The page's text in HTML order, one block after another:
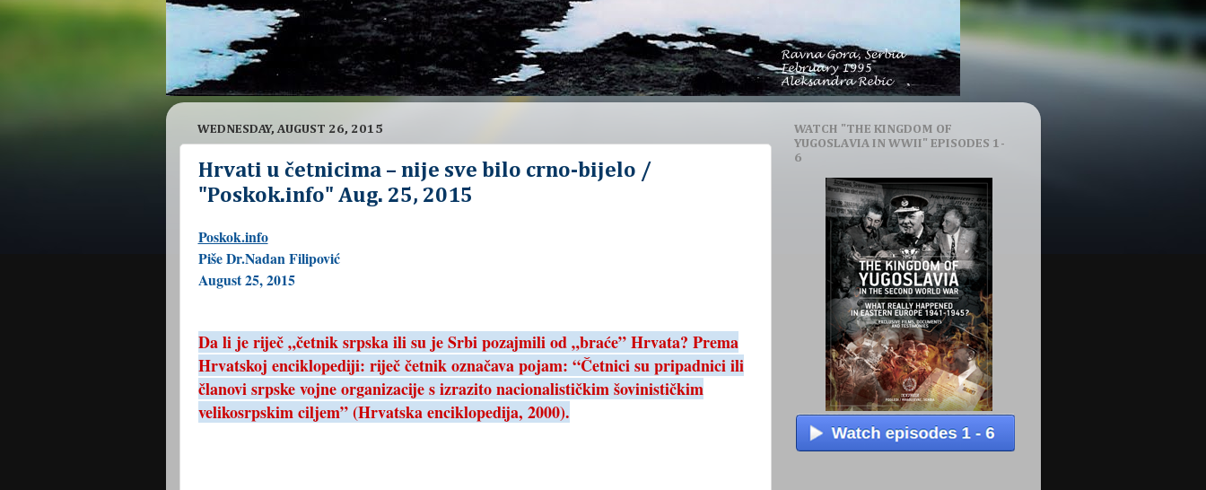
WEDNESDAY, AUGUST 26, 2015
Hrvati u četnicima – nije sve bilo crno-bijelo /
"Poskok.info" Aug. 25, 2015
Poskok.info
Piše Dr.Nadan Filipović
August 25, 2015
Da li je riječ „četnik srpska ili su je Srbi pozajmili od „braće” Hrvata? Prema
Hrvatskoj enciklopediji: riječ četnik označava pojam: “Četnici su pripadnici ili
članovi srpske vojne organizacije s izrazito nacionalističkim šovinističkim
velikosrpskim ciljem” (Hrvatska enciklopedija, 2000).
WATCH "THE KINGDOM OF
YUGOSLAVIA IN WWII" EPISODES 1-
6